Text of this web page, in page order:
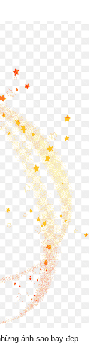
ánh sao bay đẹp